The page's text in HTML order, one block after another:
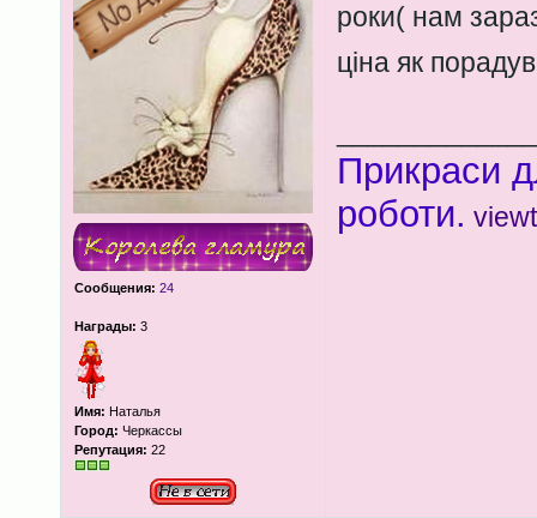
Сообщения: 24
Награды: 3
Имя: Наталья
Город: Черкассы
Репутация: 22
роки( нам
ціна як
Прикраси
роботи.